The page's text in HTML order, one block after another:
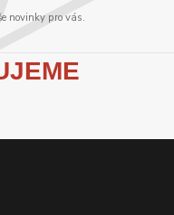
novinky pro vás.